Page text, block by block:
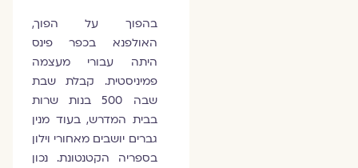
בהפוך על הפוך,
האולפנא בכפר פינס
היתה עבורי מעצמה
פמיניסטית. קבלת שבת
שבה 500 בנות שרות
בבית המדרש, בעוד מנין
גברים יושבים מאחורי וילון
בספריה הקטנטונת. נכון